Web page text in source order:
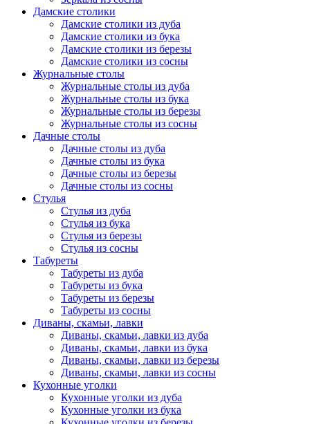
Дамские столики
Дамские столики из дуба
Дамские столики из бука
Дамские столики из березы
Дамские столики из сосны
Журнальные столы
Журнальные столы из дуба
Журнальные столы из бука
Журнальные столы из березы
Журнальные столы из сосны
Дачные столы
Дачные столы из дуба
Дачные столы из бука
Дачные столы из березы
Дачные столы из сосны
Стулья
Стулья из дуба
Стулья из бука
Стулья из березы
Стулья из сосны
Табуреты
Табуреты из дуба
Табуреты из бука
Табуреты из березы
Табуреты из сосны
Диваны, скамьи, лавки
Диваны, скамьи, лавки из дуба
Диваны, скамьи, лавки из бука
Диваны, скамьи, лавки из березы
Диваны, скамьи, лавки из сосны
Кухонные уголки
Кухонные уголки из дуба
Кухонные уголки из бука